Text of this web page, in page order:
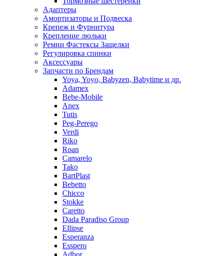
Адаптеры
Амортизаторы и Подвеска
Крепеж и Фурнитура
Крепление люльки
Ремни Фастексы Защелки
Регулировка спинки
Аксессуары
Запчасти по Брендам
Yoya, Yoyo, Babyzen, Babytime и др.
Adamex
Bebe-Mobile
Anex
Tutis
Peg-Perego
Verdi
Riko
Roan
Camarelo
Tako
BartPlast
Bebetto
Chicco
Stokke
Caretto
Dada Paradiso Group
Ellipse
Esperanza
Esspero
Adbor